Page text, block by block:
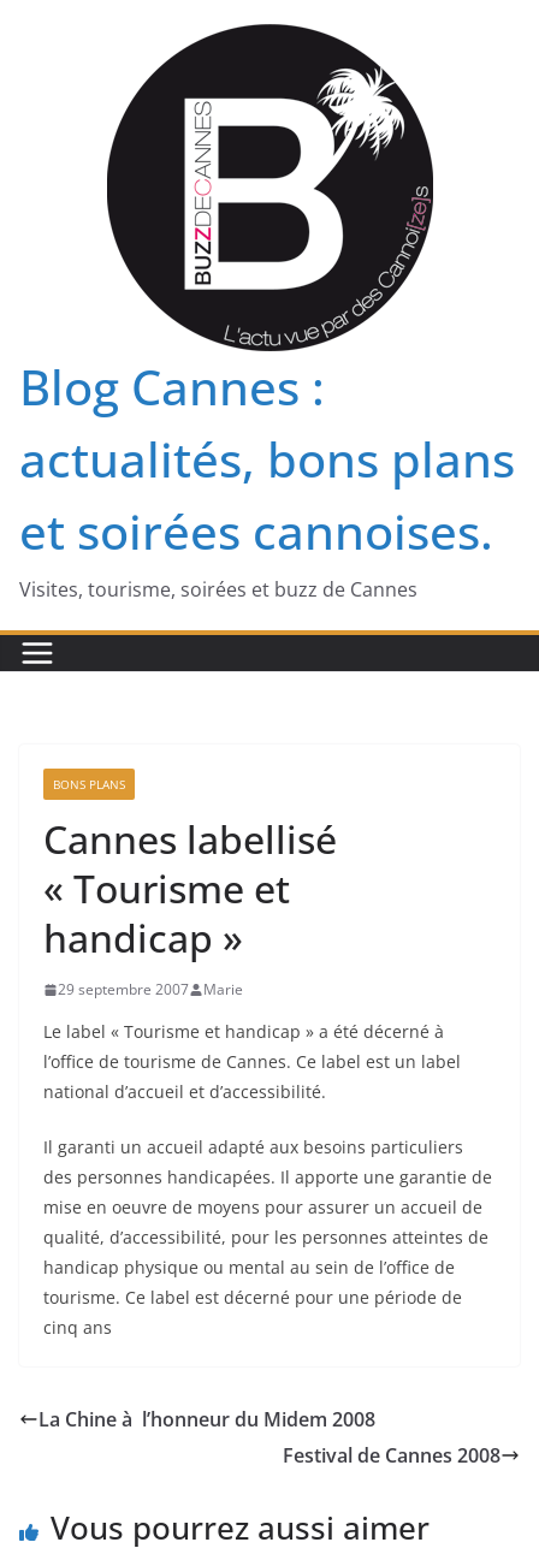
Blog Cannes :
actualités, bons plans
et soirées cannoises.
Visites, tourisme, soirées et buzz de Cannes
BONS PLANS
Cannes labellisé
« Tourisme et
handicap »
29 septembre 2007 Marie
Le label « Tourisme et handicap » a été décerné à
l’office de tourisme de Cannes. Ce label est un label
national d’accueil et d’accessibilité.
Il garanti un accueil adapté aux besoins particuliers
des personnes handicapées. Il apporte une garantie de
mise en oeuvre de moyens pour assurer un accueil de
qualité, d’accessibilité, pour les personnes atteintes de
handicap physique ou mental au sein de l’office de
tourisme. Ce label est décerné pour une période de
cinq ans
La Chine à l’honneur du Midem 2008
Festival de Cannes 2008
Vous pourrez aussi aimer